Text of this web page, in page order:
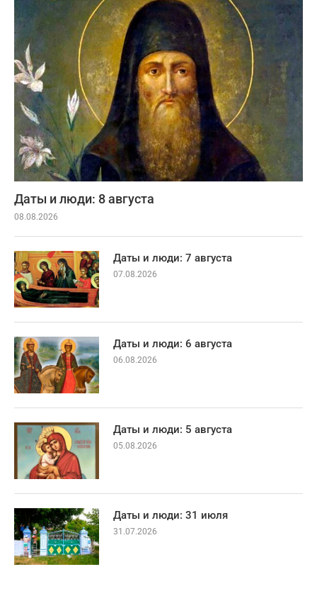
Даты и люди: 8 августа
08.08.2026
Даты и люди: 7 августа
07.08.2026
Даты и люди: 6 августа
06.08.2026
Даты и люди: 5 августа
05.08.2026
Даты и люди: 31 июля
31.07.2026